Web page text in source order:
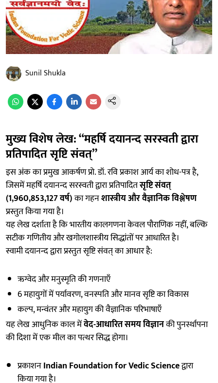
Sunil Shukla
मुख्य विशेष लेख: “महर्षि दयानन्द सरस्वती द्वारा
प्रतिपादित सृष्टि संवत्”
इस अंक का प्रमुख आकर्षण प्रो. डॉ. रवि प्रकाश आर्य का शोध-पत्र है,
जिसमें महर्षि दयानन्द सरस्वती द्वारा प्रतिपादितसृष्टि संवत्
(1,960,853,127 वर्ष)का गहनशास्त्रीय और वैज्ञानिक विश्लेषण
प्रस्तुत किया गया है।
यह लेख दर्शाता है कि भारतीय कालगणना केवल पौराणिक नहीं, बल्कि
सटीक गणितीय और खगोलशास्त्रीय सिद्धांतों पर आधारित है।
स्वामी दयानन्द द्वारा प्रस्तुत सृष्टि संवत् का आधार है:
ऋग्वेद और मनुस्मृति की गणनाएँ
6 महायुगों में पर्यावरण, वनस्पति और मानव सृष्टि का विकास
कल्प, मन्वंतर और महायुग की वैज्ञानिक परिभाषाएँ
यह लेख आधुनिक काल मेंवेद-आधारित समय विज्ञानकी पुनर्स्थापना
की दिशा में एक मील का पत्थर सिद्ध होगा।
प्रकाशनIndian Foundation for Vedic Scienceद्वारा
किया गया है।